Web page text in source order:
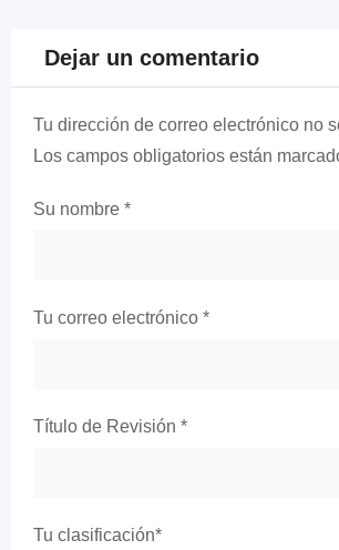
Dejar un comentario
Tu dirección de correo electrónico no
Los campos obligatorios están
Su nombre *
Tu correo electrónico *
Título de Revisión *
Tu clasificación*